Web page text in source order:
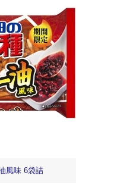
風味 6袋詰